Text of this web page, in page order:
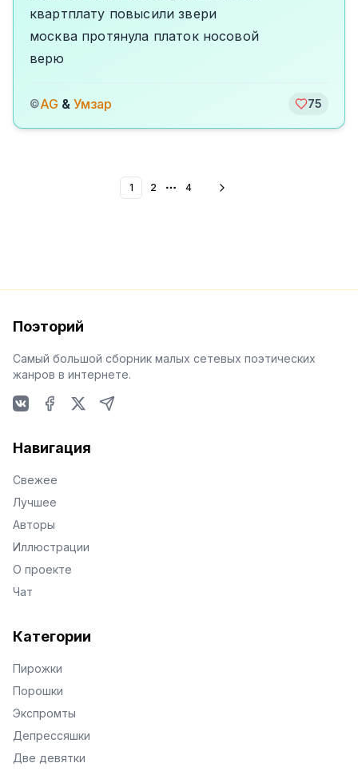
квартплату повысили звери
москва протянула платок носовой
верю
©AG & Умзар 75
1 2 More pages
4
Поэторий
Самый большой сборник малых сетевых поэтических
жанров в интернете.
Навигация
Свежее
Лучшее
Авторы
Иллюстрации
О проекте
Чат
Категории
Пирожки
Порошки
Экспромты
Депрессяшки
Две девятки